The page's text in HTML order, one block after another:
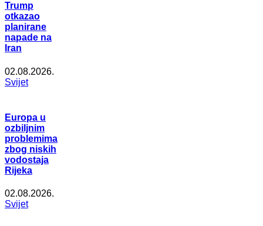
Trump
otkazao
planirane
napade na
Iran
02.08.2026.
Svijet
Europa u
ozbiljnim
problemima
zbog niskih
vodostaja
Rijeka
02.08.2026.
Svijet